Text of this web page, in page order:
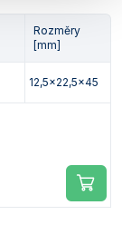
Rozměry
[mm]
12,5x22,5x45